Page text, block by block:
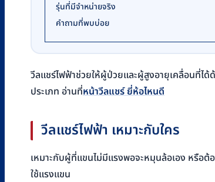
รุ่นที่มีจำหน่ายจริง
คำถามที่พบบ่อย
วีลแชร์ไฟฟ้าช่วยให้ผู้ป่วยและผู้สูงอายุเคลื่อนที่ได้
ประเภท อ่านที่หน้าวีลแชร์ ยี่ห้อไหนดี
วีลแชร์ไฟฟ้า เหมาะกับใคร
เหมาะกับผู้ที่แขนไม่มีแรงพอจะหมุนล้อเอง หรือต้
ใช้แรงแขน